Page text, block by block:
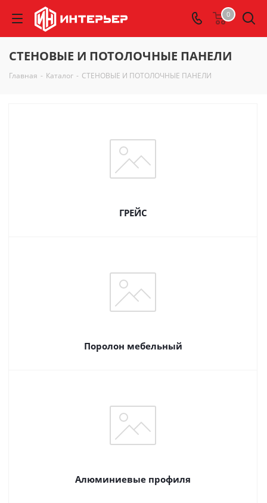
0
СТЕНОВЫЕ И ПОТОЛОЧНЫЕ ПАНЕЛИ
Главная - Каталог - СТЕНОВЫЕ И ПОТОЛОЧНЫЕ ПАНЕЛИ
ГРЕЙС
Поролон мебельный
Алюминиевые профиля